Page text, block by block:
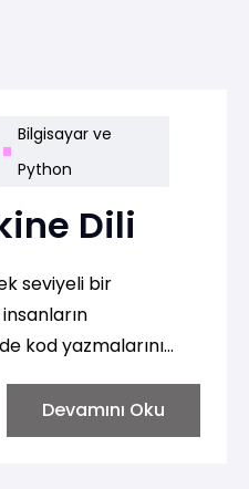
Bilgisayar ve
Python
Dili
seviyeli bir
kod yazmalarını
ve yürütülür.
Devamını Oku